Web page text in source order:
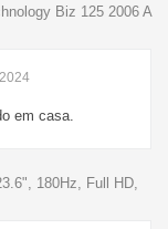
Biz 125 2006 A
em casa.
180Hz, Full HD,